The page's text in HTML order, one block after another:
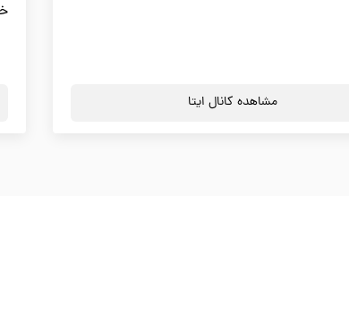
مشاهده کانال ایتا